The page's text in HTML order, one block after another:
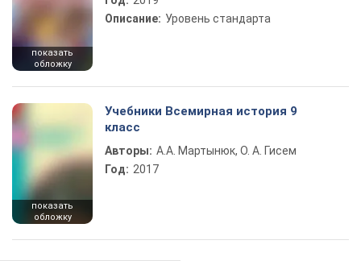
показать
обложку
Описание: Уровень стандарта
показать
обложку
Учебники Всемирная история 9
класс
Авторы: А.А. Мартынюк, О. А. Гисем
Год: 2017